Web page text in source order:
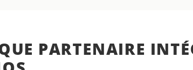
PARTENAIRE